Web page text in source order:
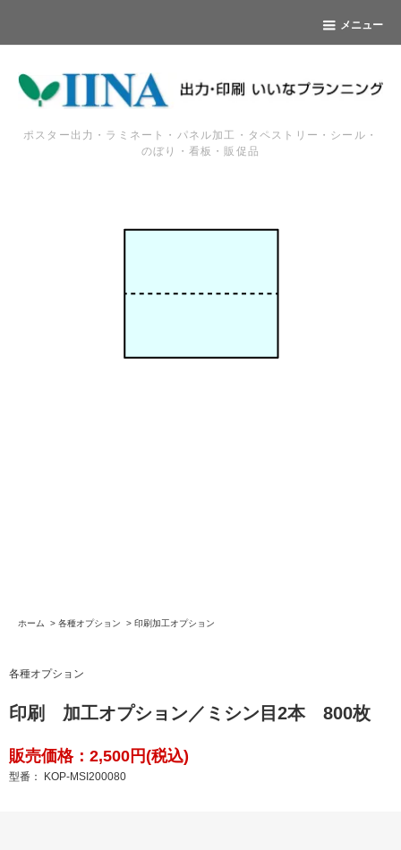
メニュー
ポスター出力・ラミネート・パネル加工・タペストリー・シール・
のぼり・看板・販促品
ホーム > 各種オプション > 印刷加工オプション
各種オプション
印刷 加工オプション／ミシン目2本 800枚
販売価格：2,500円(税込)
型番： KOP-MSI200080